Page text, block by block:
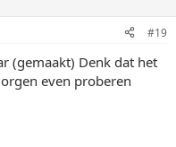
#19
(gemaakt) Denk dat het
even proberen